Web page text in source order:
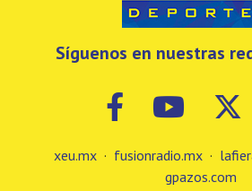
Síguenos en nuestras
xeu.mx · fusionradio.mx ·
gpazos.com